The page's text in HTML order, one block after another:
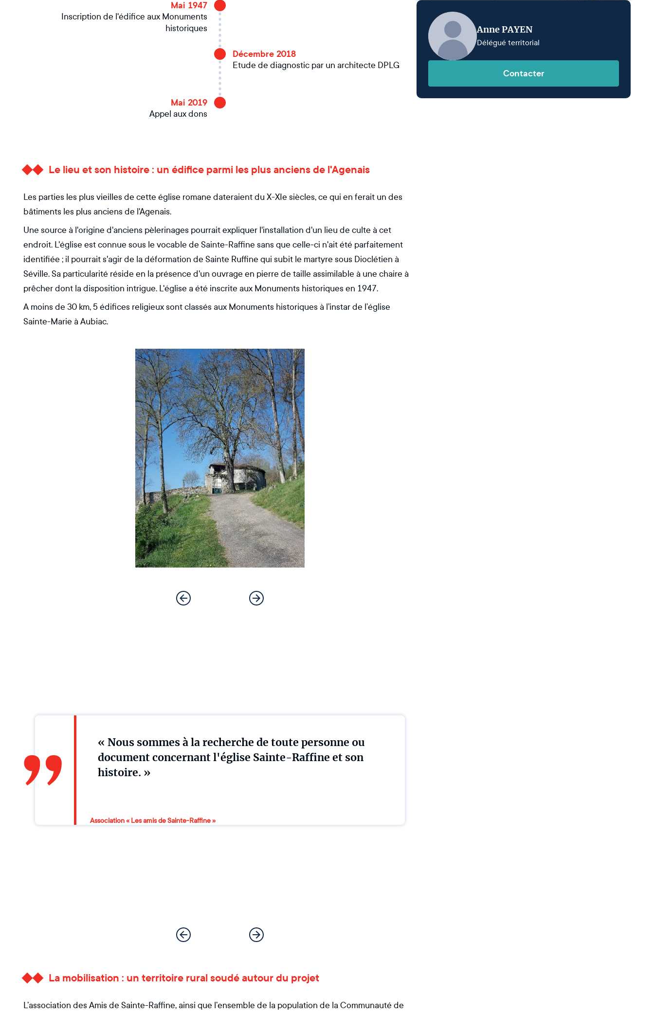
Mai 1947
Inscription de l'édifice aux Monuments
historiques
Décembre 2018
Etude de diagnostic par un architecte DPLG
Mai 2019
Appel aux dons
Le lieu et son histoire : un édifice parmi les plus anciens de l'Agenais
Les parties les plus vieilles de cette église romane dateraient du X-XIe siècles, ce qui en ferait un des
bâtiments les plus anciens de l'Agenais.
Une source à l'origine d'anciens pèlerinages pourrait expliquer l'installation d'un lieu de culte à cet
endroit. L'église est connue sous le vocable de Sainte-Raffine sans que celle-ci n'ait été parfaitement
identifiée ; il pourrait s'agir de la déformation de Sainte Ruffine qui subit le martyre sous Dioclétien à
Séville. Sa particularité réside en la présence d'un ouvrage en pierre de taille assimilable à une chaire à
prêcher dont la disposition intrigue. L'église a été inscrite aux Monuments historiques en 1947.
A moins de 30 km, 5 édifices religieux sont classés aux Monuments historiques à l’instar de l’église
Sainte-Marie à Aubiac.
« Nous sommes à la recherche de toute personne ou
document concernant l'église Sainte-Raffine et son
histoire. »
Association « Les amis de Sainte-Raffine »
La mobilisation : un territoire rural soudé autour du projet
L’association des Amis de Sainte-Raffine, ainsi que l’ensemble de la population de la Communauté de
Anne PAYEN
Délégué territorial
Contacter